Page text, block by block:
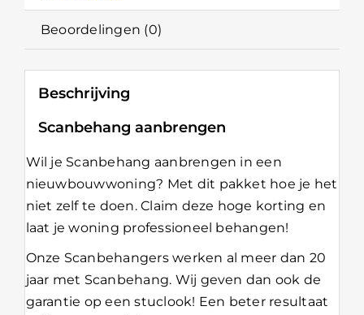
Beoordelingen (0)
Beschrijving
Scanbehang aanbrengen
Wil je Scanbehang aanbrengen in een
nieuwbouwwoning? Met dit pakket hoe je het
niet zelf te doen. Claim deze hoge korting en
laat je woning professioneel behangen!
Onze Scanbehangers werken al meer dan 20
jaar met Scanbehang. Wij geven dan ook de
garantie op een stuclook! Een beter resultaat